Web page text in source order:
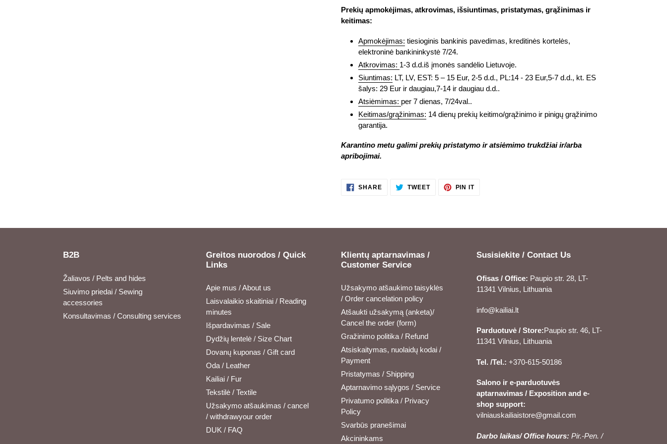
Prekių apmokėjimas, atkrovimas, išsiuntimas, pristatymas, grąžinimas ir
keitimas:
Apmokėjimas: tiesioginis bankinis pavedimas, kreditinės kortelės,
elektroninė bankininkystė 7/24.
Atkrovimas: 1-3 d.d.iš įmonės sandėlio Lietuvoje.
Siuntimas: LT, LV, EST: 5 – 15 Eur, 2-5 d.d., PL:14 - 23 Eur,5-7 d.d., kt. ES
šalys: 29 Eur ir daugiau,7-14 ir daugiau d.d..
Atsiėmimas: per 7 dienas, 7/24val..
Keitimas/grąžinimas: 14 dienų prekių keitimo/grąžinimo ir pinigų grąžinimo
garantija.
Karantino metu galimi prekių pristatymo ir atsiėmimo trukdžiai ir/arba
apribojimai.
SHARESHARE TWEETTWEET
PIN ITPIN
B2B
Žaliavos / Pelts and hides
Siuvimo priedai / Sewing
accessories
Konsultavimas / Consulting services
Greitos nuorodos / Quick
Links
Apie mus / About us
Laisvalaikio skaitiniai / Reading
minutes
Išpardavimas / Sale
Dydžių lentelė / Size Chart
Dovanų kuponas / Gift card
Oda / Leather
Kailiai / Fur
Tekstilė / Textile
Užsakymo atšaukimas / cancel
/ withdrawyour order
DUK / FAQ
Klientų aptarnavimas /
Customer Service
Užsakymo atšaukimo taisyklės
/ Order cancelation policy
Atšaukti užsakymą (anketa)/
Cancel the order (form)
Gražinimo politika / Refund
Atsiskaitymas, nuolaidų kodai /
Payment
Pristatymas / Shipping
Aptarnavimo sąlygos / Service
Privatumo politika / Privacy
Policy
Svarbūs pranešimai
Akcininkams
Susisiekite / Contact Us
Ofisas / Office: Paupio str. 28, LT-
11341 Vilnius, Lithuania
info@kailiai.lt
Parduotuvė / Store:Paupio str. 46, LT-
11341 Vilnius, Lithuania
Tel. /Tel.: +370-615-50186
Salono ir e-parduotuvės
aptarnavimas / Exposition and e-
shop support:
vilniauskailiaistore@gmail.com
Darbo laikas/ Office hours: Pir.-Pen. /